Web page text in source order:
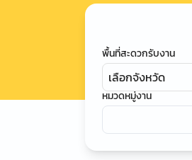
พื้นที่สะดวกรับงาน
เลือกจังหวัด
หมวดหมู่งาน